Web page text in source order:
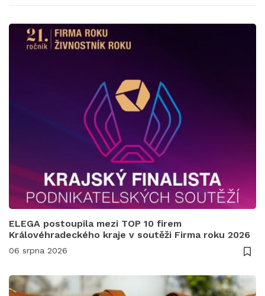
ELEGA postoupila mezi TOP 10 firem
Královéhradeckého kraje v soutěži Firma roku 2026
06 srpna 2026